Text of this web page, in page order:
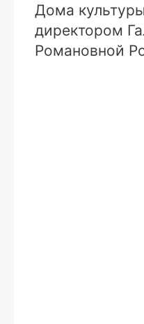
Дома
директором
Романовной